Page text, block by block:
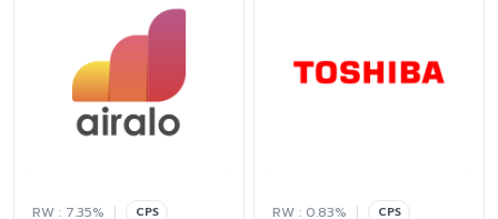
RW : 7.35% | CPS RW : 0.83% | CPS